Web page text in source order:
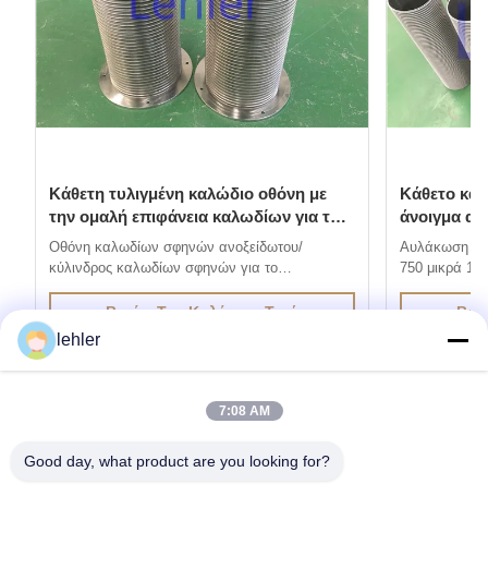
Κάθετη τυλιγμένη καλώδιο οθόνη με
την ομαλή επιφάνεια καλωδίων για το
αυτοκαθαριζόμενο φίλτρο
Οθόνη καλωδίων σφηνών ανοξείδωτου/
κύλινδρος καλωδίων σφηνών για το
αυτοκαθαριζόμενο φίλτρο 1. Η οθόνη καλωδίων
σφηνών ανοξείδωτου παράγεται μέσω της
μεθόδου ηλεκτρικής συγκόλλησης αντίστασης,
τα καλώδια με τα ειδικά σχεδιαγράμματα είναι
ενωμένα στενά στην υποστήριξη των καλωδίων
Βρείτε Την Καλύτερη Τιμή
Κάθετο
άνοιγμα
μεγάλης
Αυλάκωση
750 μικρά 1.
οθόνη
ηλεκτρικής
καλώδια με
σε 90
Αποκτήστε τα Προϊόντα που Χρειάζεστε
lehler
7:08 AM
Good day, what product are you looking for?